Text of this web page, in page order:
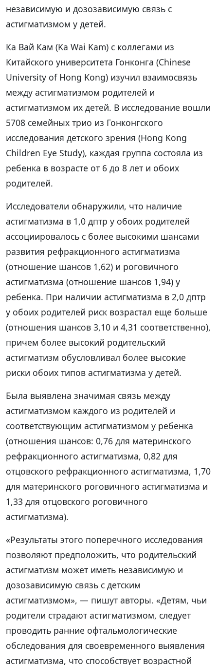
независимую и дозозависимую связь с
астигматизмом у детей.
Ка Вай Кам (Ka Wai Kam) с коллегами из
Китайского университета Гонконга (Chinese
University of Hong Kong) изучил взаимосвязь
между астигматизмом родителей и
астигматизмом их детей. В исследование вошли
5708 семейных трио из Гонконгского
исследования детского зрения (Hong Kong
Children Eye Study), каждая группа состояла из
ребенка в возрасте от 6 до 8 лет и обоих
родителей.
Исследователи обнаружили, что наличие
астигматизма в 1,0 дптр у обоих родителей
ассоциировалось с более высокими шансами
развития рефракционного астигматизма
(отношение шансов 1,62) и роговичного
астигматизма (отношение шансов 1,94) у
ребенка. При наличии астигматизма в 2,0 дптр
у обоих родителей риск возрастал еще больше
(отношения шансов 3,10 и 4,31 соответственно),
причем более высокий родительский
астигматизм обусловливал более высокие
риски обоих типов астигматизма у детей.
Была выявлена значимая связь между
астигматизмом каждого из родителей и
соответствующим астигматизмом у ребенка
(отношения шансов: 0,76 для материнского
рефракционного астигматизма, 0,82 для
отцовского рефракционного астигматизма, 1,70
для материнского роговичного астигматизма и
1,33 для отцовского роговичного
астигматизма).
«Результаты этого поперечного исследования
позволяют предположить, что родительский
астигматизм может иметь независимую и
дозозависимую связь с детским
астигматизмом», — пишут авторы. «Детям, чьи
родители страдают астигматизмом, следует
проводить ранние офтальмологические
обследования для своевременного выявления
астигматизма, что способствует возрастной